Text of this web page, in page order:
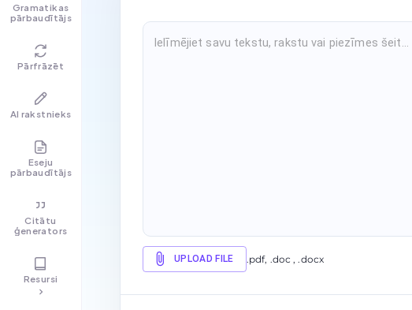
Gramatikas
pārbaudītājs
Pārfrāzēt
AI rakstnieks
Eseju
pārbaudītājs
Citātu
ģenerators
Resursi
UPLOAD FILE .pdf, .doc , .docx